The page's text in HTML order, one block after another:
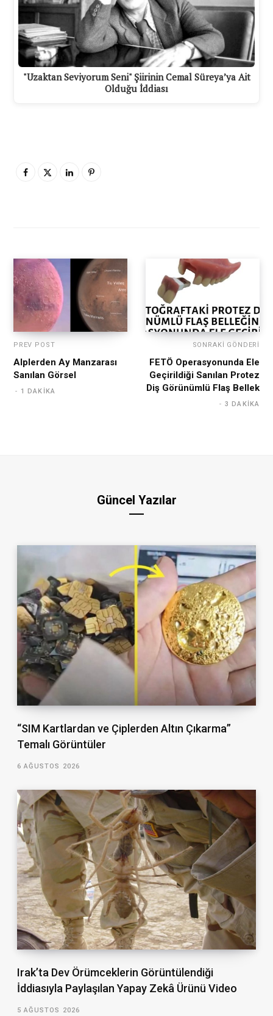
"Uzaktan Seviyorum Seni" Şiirinin Cemal Süreya’ya Ait
Olduğu İddiası
PREV POST
Alplerden Ay Manzarası
Sanılan Görsel
1 DAKIKA
SONRAKI GÖNDERI
FETÖ Operasyonunda Ele
Geçirildiği Sanılan Protez
Diş Görünümlü Flaş Bellek
3 DAKIKA
Güncel Yazılar
“SIM Kartlardan ve Çiplerden Altın Çıkarma”
Temalı Görüntüler
6 AĞUSTOS 2026
Irak’ta Dev Örümceklerin Görüntülendiği
İddiasıyla Paylaşılan Yapay Zekâ Ürünü Video
5 AĞUSTOS 2026